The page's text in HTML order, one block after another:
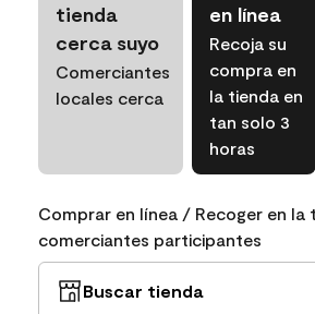
tienda
cerca suyo
Comerciantes
locales cerca
en línea
Recoja su
compra en
la tienda en
tan solo 3
horas
Comprar en línea / Recoger en la
comerciantes participantes
Buscar tienda